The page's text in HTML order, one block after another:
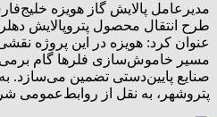
مدیرعامل پالایش گاز هویزه
طرح انتقال محصول پتروپالایش
عنوان کرد: هویزه در این پروژه
مسیر خاموش‌سازی فلرها گام
صنایع پایین‌دستی تضمین می‌سازد.
پتروشهر، به نقل از